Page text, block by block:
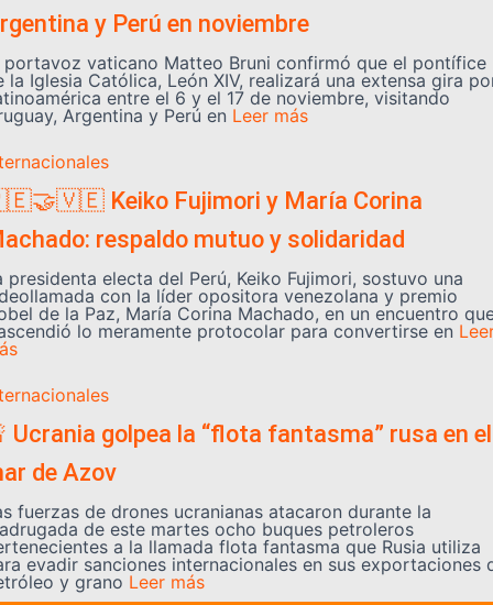
y Perú en noviembre
portavoz vaticano Matteo Bruni confirmó que el pontífice
la Iglesia Católica, León XIV, realizará una extensa gira
entre el 6 y el 17 de noviembre, visitando
Argentina y Perú en Leer más
Keiko Fujimori y María Corina
respaldo mutuo y solidaridad
presidenta electa del Perú, Keiko Fujimori, sostuvo una
con la líder opositora venezolana y premio
de la Paz, María Corina Machado, en un encuentro
lo meramente protocolar para convertirse en
Ucrania golpea la “flota fantasma” rusa en el
de Azov
fuerzas de drones ucranianas atacaron durante la
de este martes ocho buques petroleros
a la llamada flota fantasma que Rusia utiliza
evadir sanciones internacionales en sus exportaciones
y grano Leer más